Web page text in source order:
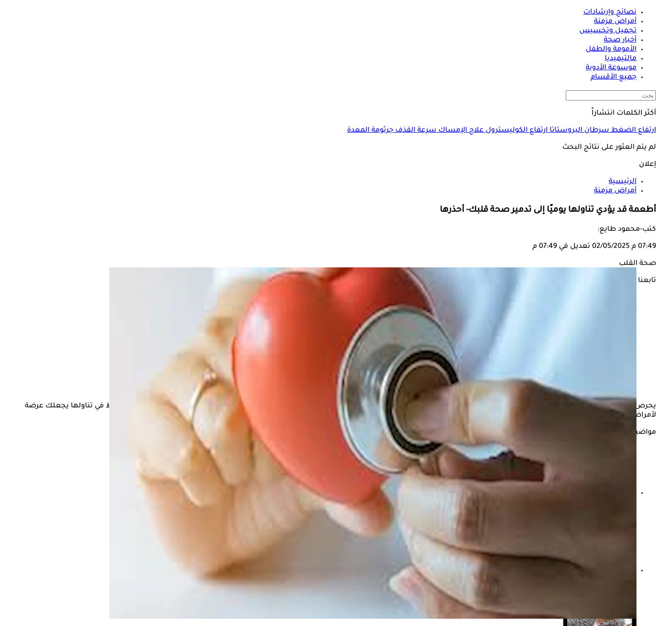
نصائح وإرشادات
أمراض مزمنة
تجميل وتخسيس
أخبار صحة
الأمومة والطفل
مالتيميديا
موسوعة الأدوية
جميع الأقسام
أكثر الكلمات انتشاراً
ارتفاع الضغطسرطان البروستاتاارتفاع الكوليسترولعلاج الإمساكسرعة القذفجرثومة المعدة
لم يتم العثور على نتائج البحث
إعلان
الرئيسية
أمراض مزمنة
أطعمة قد يؤدي تناولها يوميًا إلى تدمير صحة قلبك- أحذرها
كتب-محمود طايع:
07:49 م 02/05/2025 تعديل في 07:49 م
صحة القلب
تابعنا على
يحرص العديد من الأشخاص على تناول بعض الأطعمة الغنية بالعناصر الغذائية، التي يمكن أن تعود بالفوائد على صحة الجسم، خاصةِ القلب، وايضًا هناك أطعمة يمكن الإفراط في تناولها يجعلك عرضة
لأمراض القلب المُزمنة.
مواضيع ذات صلة
هل الصيام المتقطع خطر على مريض القلب؟.. دراسة تكشف مفاجأة